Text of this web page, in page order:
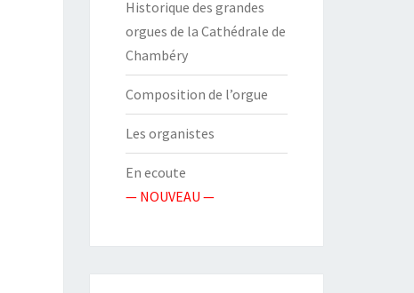
Historique des grandes
orgues de la Cathédrale de
Chambéry
Composition de l’orgue
Les organistes
En ecoute
— NOUVEAU —